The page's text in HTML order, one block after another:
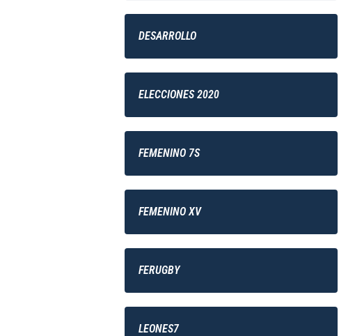
DESARROLLO
ELECCIONES 2020
FEMENINO 7S
FEMENINO XV
FERUGBY
LEONES7